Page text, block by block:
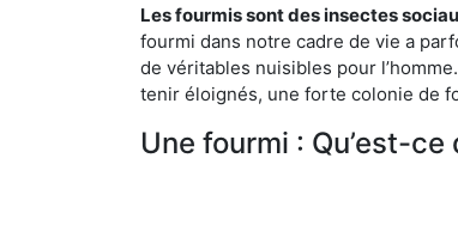
Les fourmis sont des insectes
fourmi dans notre cadre de vie a
de véritables nuisibles pour
tenir éloignés, une forte colonie de
Une fourmi : Qu’est-ce